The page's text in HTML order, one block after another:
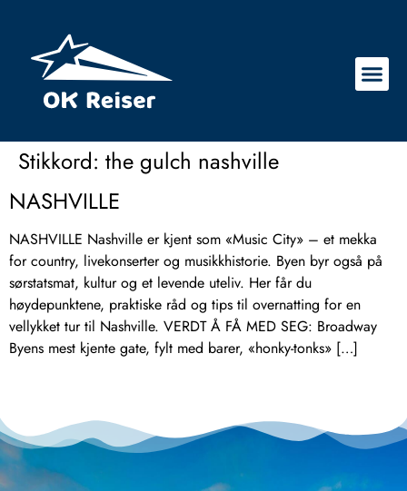
Stikkord: the gulch nashville
NASHVILLE
NASHVILLE Nashville er kjent som «Music City» – et mekka
for country, livekonserter og musikkhistorie. Byen byr også på
sørstatsmat, kultur og et levende uteliv. Her får du
høydepunktene, praktiske råd og tips til overnatting for en
vellykket tur til Nashville. VERDT Å FÅ MED SEG: Broadway
Byens mest kjente gate, fylt med barer, «honky-tonks» […]